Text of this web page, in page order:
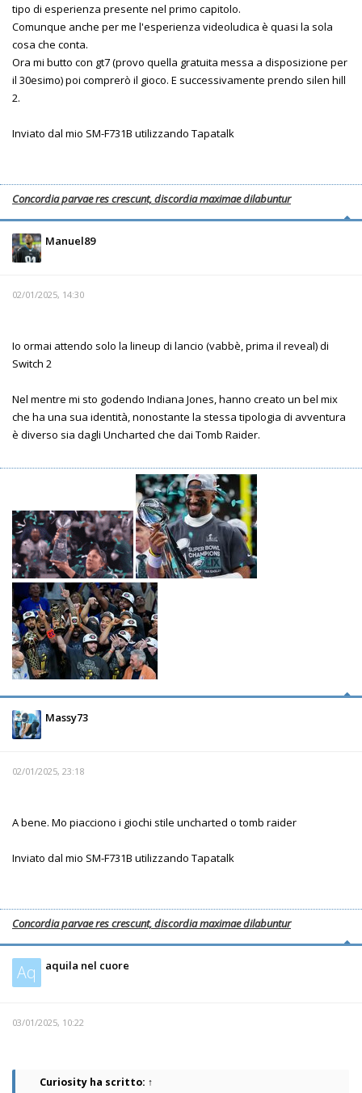
tipo di esperienza presente nel primo capitolo.
Comunque anche per me l'esperienza videoludica è quasi la sola
cosa che conta.
Ora mi butto con gt7 (provo quella gratuita messa a disposizione per
il 30esimo) poi comprerò il gioco. E successivamente prendo silen hill
2.
Inviato dal mio SM-F731B utilizzando Tapatalk
Concordia parvae res crescunt, discordia maximae dilabuntur
Manuel89
02/01/2025, 14:30
Io ormai attendo solo la lineup di lancio (vabbè, prima il reveal) di
Switch 2
Nel mentre mi sto godendo Indiana Jones, hanno creato un bel mix
che ha una sua identità, nonostante la stessa tipologia di avventura
è diverso sia dagli Uncharted che dai Tomb Raider.
Massy73
02/01/2025, 23:18
A bene. Mo piacciono i giochi stile uncharted o tomb raider
Inviato dal mio SM-F731B utilizzando Tapatalk
Concordia parvae res crescunt, discordia maximae dilabuntur
Aq aquila nel cuore
03/01/2025, 10:22
Curiosity ha scritto: ↑